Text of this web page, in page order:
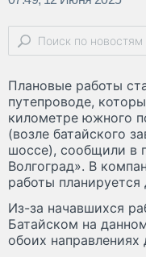
Плановые работы
путепроводе,
километре южного
(возле батайского
шоссе), сообщили в
Волгоград». В
работы планируется
Из-за начавшихся
Батайском на
обоих направлениях